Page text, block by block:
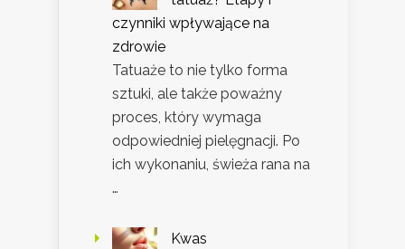
czynniki wpływające na
zdrowie
Tatuaże to nie tylko forma
sztuki, ale także poważny
proces, który wymaga
odpowiedniej pielęgnacji. Po
ich wykonaniu, świeża rana na
…
Kwas